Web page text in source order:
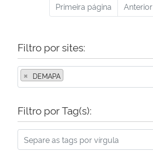
Primeira página Anterior
Filtro por sites:
× DEMAPA
Filtro por Tag(s):